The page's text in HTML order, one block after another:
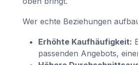
Wer echte Beziehungen
Erhöhte Kaufhäufigkeit:
passenden Angebots,